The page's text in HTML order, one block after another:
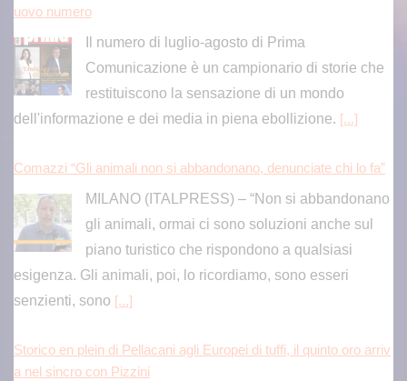
uovo numero
Il numero di luglio-agosto di Prima
Comunicazione è un campionario di storie che
restituiscono la sensazione di un mondo
dell'informazione e dei media in piena ebollizione. [...]
Comazzi “Gli animali non si abbandonano, denunciate chi lo fa”
MILANO (ITALPRESS) – “Non si abbandonano
gli animali, ormai ci sono soluzioni anche sul
piano turistico che rispondono a qualsiasi
esigenza. Gli animali, poi, lo ricordiamo, sono esseri
senzienti, sono [...]
Storico en plein di Pellacani agli Europei di tuffi, il quinto oro arriv
a nel sincro con Pizzini